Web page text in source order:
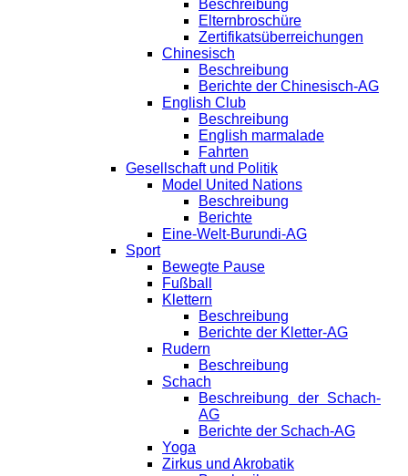
Beschreibung
Elternbroschüre
Zertifikatsüberreichungen
Chinesisch
Beschreibung
Berichte der Chinesisch-AG
English Club
Beschreibung
English marmalade
Fahrten
Gesellschaft und Politik
Model United Nations
Beschreibung
Berichte
Eine-Welt-Burundi-AG
Sport
Bewegte Pause
Fußball
Klettern
Beschreibung
Berichte der Kletter-AG
Rudern
Beschreibung
Schach
Beschreibung der Schach-
AG
Berichte der Schach-AG
Yoga
Zirkus und Akrobatik